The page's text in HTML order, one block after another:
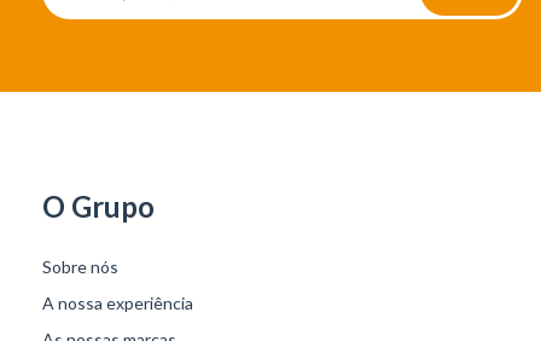
O Grupo
Sobre nós
A nossa experiência